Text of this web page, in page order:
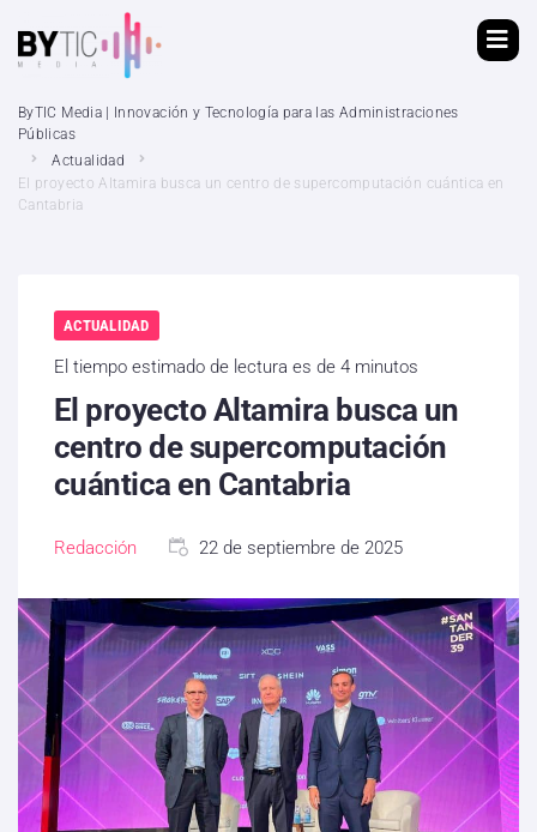
ByTIC Media | Innovación y Tecnología para las Administraciones
Públicas
Actualidad
El proyecto Altamira busca un centro de supercomputación cuántica en
Cantabria
ACTUALIDAD
El tiempo estimado de lectura es de 4 minutos
El proyecto Altamira busca un
centro de supercomputación
cuántica en Cantabria
Redacción 22 de septiembre de 2025